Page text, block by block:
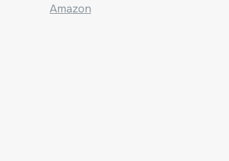
Amazon